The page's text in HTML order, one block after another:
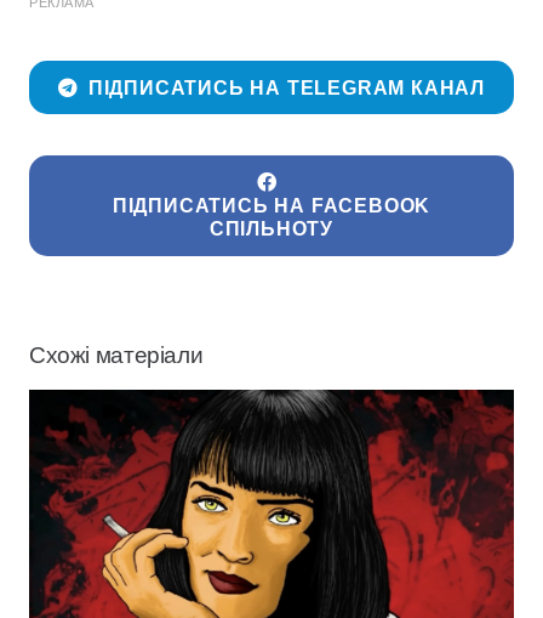
ПІДПИСАТИСЬ НА TELEGRAM КАНАЛ
ПІДПИСАТИСЬ НА FACEBOOK
СПІЛЬНОТУ
Схожі матеріали